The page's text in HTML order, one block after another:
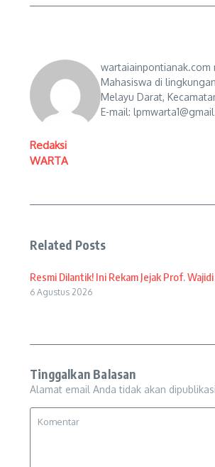
Redaksi
WARTA
wartaiainpontianak.com
Mahasiswa di
Melayu Darat,
E-mail:
Related Posts
Resmi Dilantik! Ini Rekam Jejak Prof.
6 Agustus 2026
Tinggalkan Balasan
Alamat email Anda tidak akan